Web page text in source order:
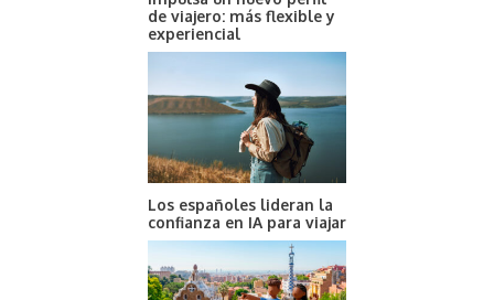
de viajero: más flexible y
experiencial
Los españoles lideran la
confianza en IA para viajar